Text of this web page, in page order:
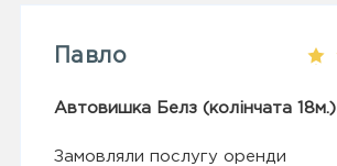
Павло
Автовишка Белз (колінчата 18м.)
Замовляли послугу оренди